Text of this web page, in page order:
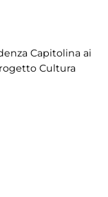
Capitolina ai
Cultura